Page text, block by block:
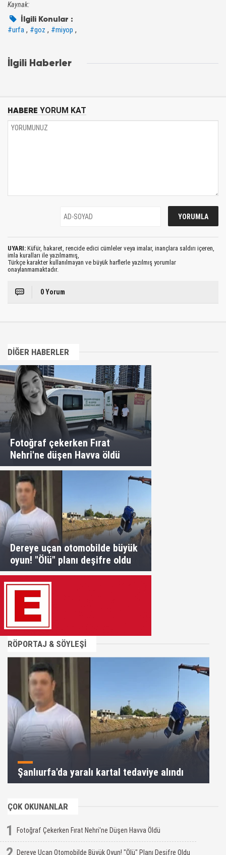
Kaynak:
İlgili Konular :
#urfa , #goz , #miyop ,
İlgili Haberler
HABERE YORUM KAT
UYARI: Küfür, hakaret, rencide edici cümleler veya imalar, inançlara saldırı içeren,
imla kuralları ile yazılmamış,
Türkçe karakter kullanılmayan ve büyük harflerle yazılmış yorumlar
onaylanmamaktadır.
0 Yorum
DİĞER HABERLER
Fotoğraf çekerken Fırat
Nehri'ne düşen Havva öldü
Dereye uçan otomobilde büyük
oyun! "Ölü" planı deşifre oldu
RÖPORTAJ & SÖYLEŞİ
Şanlıurfa'da yaralı kartal tedaviye alındı
ÇOK OKUNANLAR
1 Fotoğraf Çekerken Fırat Nehri'ne Düşen Havva Öldü
Dereye Uçan Otomobilde Büyük Oyun! "Ölü" Planı Deşifre Oldu